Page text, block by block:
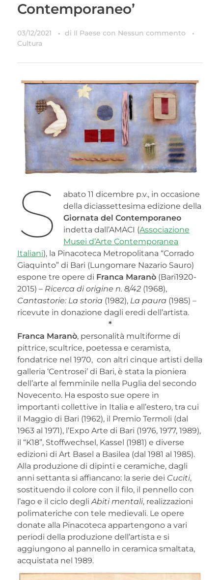
Contemporaneo’
03/12/2021 di Il Paese con Nessun commento
Cultura
S
abato 11 dicembre p.v., in occasione
della diciassettesima edizione della
Giornata del Contemporaneo
indetta dall’AMACI (Associazione
Musei d’Arte Contemporanea
Italiani), la Pinacoteca Metropolitana “Corrado
Giaquinto” di Bari (Lungomare Nazario Sauro)
espone tre opere di Franca Maranò (Bari1920-
2015) – Ricerca di origine n. 8/42 (1968),
Cantastorie: La storia (1982), La paura (1985) –
ricevute in donazione dagli eredi dell’artista.
*
Franca Maranò, personalità multiforme di
pittrice, scultrice, poetessa e ceramista,
fondatrice nel 1970, con altri cinque artisti della
galleria ‘Centrosei’ di Bari, è stata la pioniera
dell’arte al femminile nella Puglia del secondo
Novecento. Ha esposto sue opere in
importanti collettive in Italia e all’estero, tra cui
il Maggio di Bari (1962), il Premio Termoli (dal
1963 al 1971), l’Expo Arte di Bari (1976, 1977, 1989),
il “K18”, Stoffwechsel, Kassel (1981) e diverse
edizioni di Art Basel a Basilea (dal 1981 al 1985).
Alla produzione di dipinti e ceramiche, dagli
anni settanta si affiancano: la serie dei Cuciti,
sostituendo il colore con il filo, il pennello con
l’ago e il ciclo degli Abiti mentali, realizzazioni
polimateriche con tele medievali. Le opere
donate alla Pinacoteca appartengono a vari
periodi della produzione dell’artista e si
aggiungono al pannello in ceramica smaltata,
acquistata nel 1989.